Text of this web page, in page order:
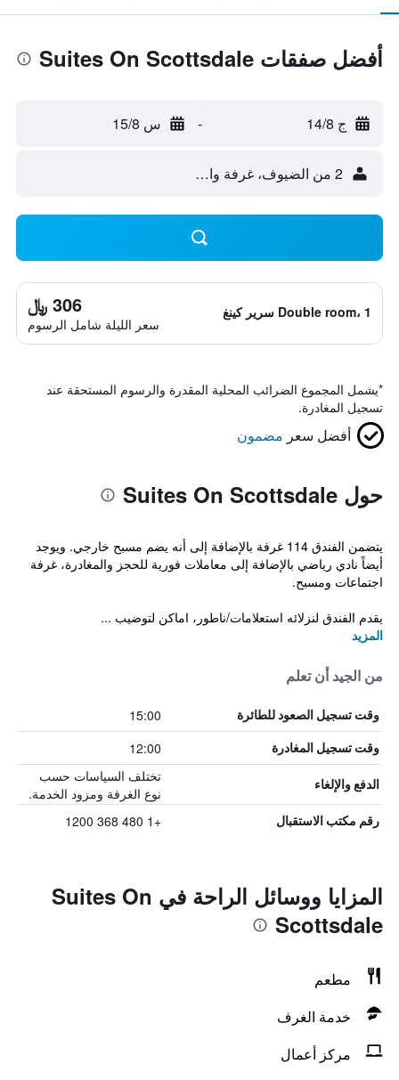
أفضل صفقات Suites On Scottsdale
ج 14/8 - س 15/8
2 من الضيوف، غرفة واحدة
Double room، 1 سرير كينغ 306 ﷼
سعر الليلة شامل الرسوم
*يشمل المجموع الضرائب المحلية المقدرة والرسوم المستحقة عند
تسجيل المغادرة.
أفضل سعر مضمون
حول Suites On Scottsdale
يتضمن الفندق 114 غرفة بالإضافة إلى أنه يضم مسبح خارجي. ويوجد
أيضاً نادي رياضي بالإضافة إلى معاملات فورية للحجز والمغادرة، غرفة
اجتماعات ومسبح.
يقدم الفندق لنزلائه استعلامات/ناطور، اماكن لتوضيب ...
المزيد
من الجيد أن تعلم
وقت تسجيل الصعود للطائرة 15:00
وقت تسجيل المغادرة 12:00
الدفع والإلغاء
تختلف السياسات حسب
نوع الغرفة ومزود الخدمة.
رقم مكتب الاستقبال +1 480 368 1200
المزايا ووسائل الراحة في Suites On
Scottsdale
مطعم
خدمة الغرف
مركز أعمال